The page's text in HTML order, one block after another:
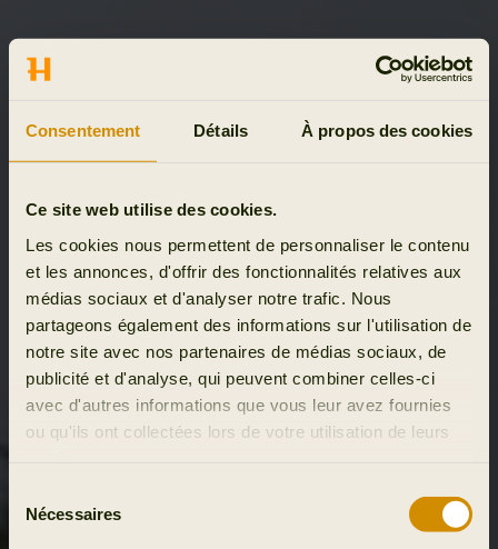
Consentement Détails À propos des cookies
Ce site web utilise des cookies.
Les cookies nous permettent de personnaliser le contenu
et les annonces, d'offrir des fonctionnalités relatives aux
médias sociaux et d'analyser notre trafic. Nous
partageons également des informations sur l'utilisation de
notre site avec nos partenaires de médias sociaux, de
publicité et d'analyse, qui peuvent combiner celles-ci
avec d'autres informations que vous leur avez fournies
ou qu'ils ont collectées lors de votre utilisation de leurs
Nécessaires